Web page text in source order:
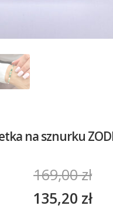
na sznurku
169,00zł
135,20 zł